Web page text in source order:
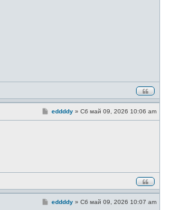
Сeddddy » Сб май 09, 2026 10:06 am
Сeddddy » Сб май 09, 2026 10:07 am